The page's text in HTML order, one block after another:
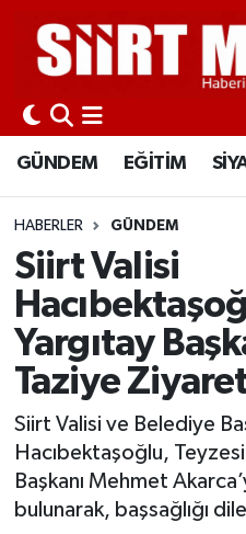
GÜNDEM EĞİTİM
HABERLER GÜNDEM
Siirt Valisi
Yargıtay
Taziye
Siirt Valisi ve Belediye
Hacıbektaşoğlu,
Başkanı Mehmet
bulunarak, başsağlığı
GÜNDEM
EĞİTİM
SİYASET
EKONOMİ
SPOR
İLÇELER
KÜLTÜR-SANAT
SAĞLIK-YAŞAM
Siirt Nöbetçi
Siirt Hava Durumu
Siirt Namaz Vakitleri
Siirt Trafik Yoğunluk
Süper Lig Puan
Tüm Manşetler
Son Dakika Haberleri
Haber Arşivi